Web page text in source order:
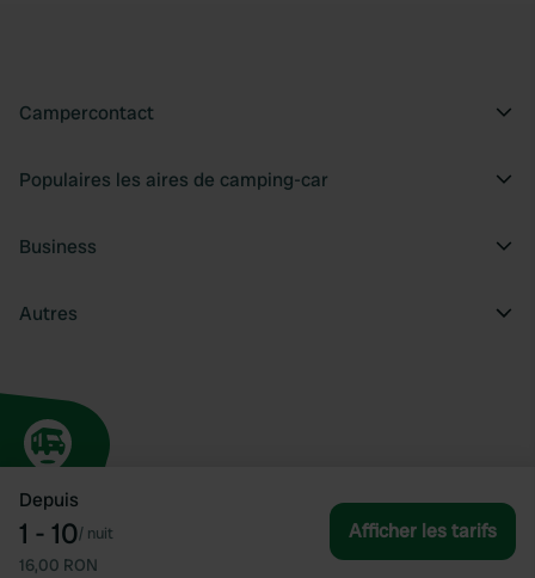
Depuis
1 - 10/ nuit
16,00 RON
Afficher les tarifs
Campercontact
Populaires les aires de camping-car
Business
Autres